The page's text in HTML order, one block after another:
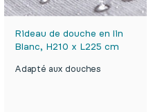
Rideau de douche en lin
Blanc, H210 x L225 cm
Adapté aux douches